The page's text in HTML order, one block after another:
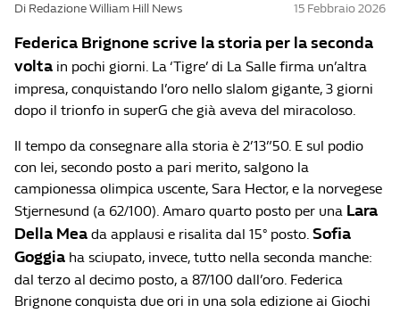
Di Redazione William Hill News 15 Febbraio 2026
Federica Brignone scrive la storia per la seconda
volta in pochi giorni. La ‘Tigre’ di La Salle firma un’altra
impresa, conquistando l’oro nello slalom gigante, 3 giorni
dopo il trionfo in superG che già aveva del miracoloso.
Il tempo da consegnare alla storia è 2’13”50. E sul podio
con lei, secondo posto a pari merito, salgono la
campionessa olimpica uscente, Sara Hector, e la norvegese
Stjernesund (a 62/100). Amaro quarto posto per una Lara
Della Mea da applausi e risalita dal 15° posto. Sofia
Goggia ha sciupato, invece, tutto nella seconda manche:
dal terzo al decimo posto, a 87/100 dall’oro. Federica
Brignone conquista due ori in una sola edizione ai Giochi